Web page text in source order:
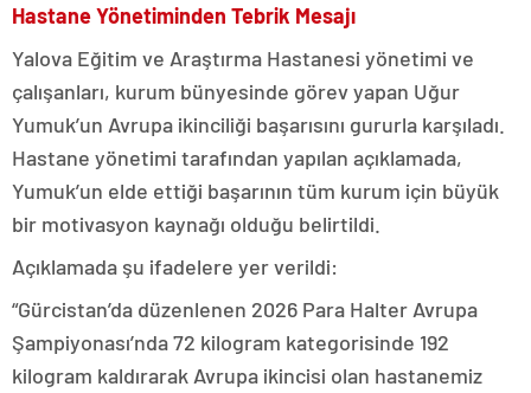
Hastane Yönetiminden Tebrik Mesajı
Yalova Eğitim ve Araştırma Hastanesi yönetimi ve
çalışanları, kurum bünyesinde görev yapan Uğur
Yumuk’un Avrupa ikinciliği başarısını gururla karşıladı.
Hastane yönetimi tarafından yapılan açıklamada,
Yumuk’un elde ettiği başarının tüm kurum için büyük
bir motivasyon kaynağı olduğu belirtildi.
Açıklamada şu ifadelere yer verildi:
“Gürcistan’da düzenlenen 2026 Para Halter Avrupa
Şampiyonası’nda 72 kilogram kategorisinde 192
kilogram kaldırarak Avrupa ikincisi olan hastanemiz